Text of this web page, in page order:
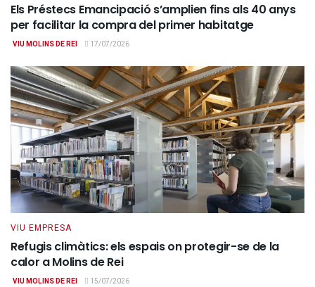
Els Préstecs Emancipació s’amplien fins als 40 anys
per facilitar la compra del primer habitatge
VIU MOLINS DE REI 17/07/2026
VIU EMPRESA
Refugis climàtics: els espais on protegir-se de la
calor a Molins de Rei
VIU MOLINS DE REI 15/07/2026